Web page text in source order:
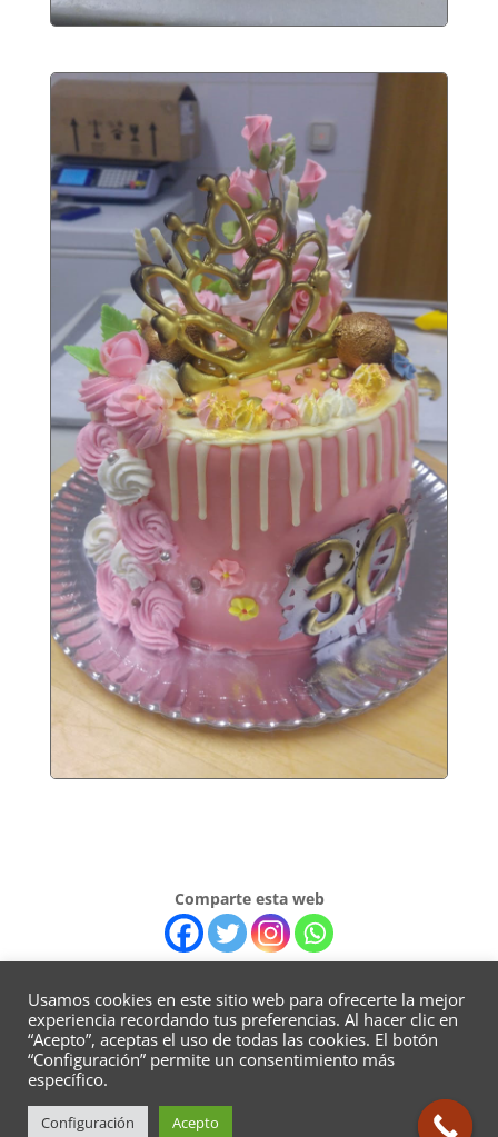
Comparte esta web
AVISO LEGAL / POLITICA DE PRIVACIDAD /
Usamos cookies en este sitio web para ofrecerte la mejor
experiencia recordando tus preferencias. Al hacer clic en
“Acepto”, aceptas el uso de todas las cookies. El botón
“Configuración” permite un consentimiento más
específico.
Configuración Acepto